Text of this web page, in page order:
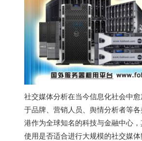
社交媒体分析在当今信息化社会中
于品牌、营销人员、舆情分析者等
港作为全球知名的科技与金融中心
使用是否适合进行大规模的社交媒